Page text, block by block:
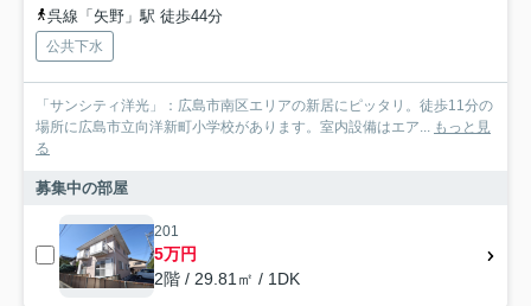
呉線「矢野」駅 徒歩44分
公共下水
「サンシティ洋光」：広島市南区エリアの新居にピッタリ。徒歩11分の
場所に広島市立向洋新町小学校があります。室内設備はエア... もっと見
る
募集中の部屋
201
5万円
2階 / 29.81㎡ / 1DK